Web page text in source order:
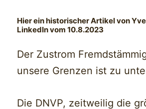
Hier ein historischer Artikel von
LinkedIn vom 10.8.2023
Der Zustrom
unsere Grenzen ist zu
Die DNVP, zeitweilig die